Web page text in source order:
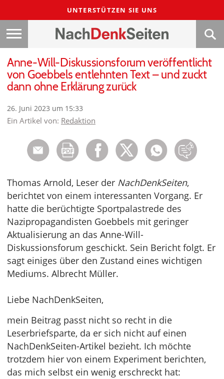
UNTERSTÜTZEN SIE UNS
Anne-Will-Diskussionsforum veröffentlicht
von Goebbels entlehnten Text – und zuckt
dann ohne Erklärung zurück
26. Juni 2023 um 15:33
Ein Artikel von: Redaktion
Thomas Arnold, Leser der NachDenkSeiten,
berichtet von einem interessanten Vorgang. Er
hatte die berüchtigte Sportpalastrede des
Nazipropagandisten Goebbels mit geringer
Aktualisierung an das Anne-Will-
Diskussionsforum geschickt. Sein Bericht folgt. Er
sagt einiges über den Zustand eines wichtigen
Mediums. Albrecht Müller.
Liebe NachDenkSeiten,
mein Beitrag passt nicht so recht in die
Leserbriefsparte, da er sich nicht auf einen
NachDenkSeiten-Artikel bezieht. Ich möchte
trotzdem hier von einem Experiment berichten,
das mich selbst ein wenig erschreckt hat: